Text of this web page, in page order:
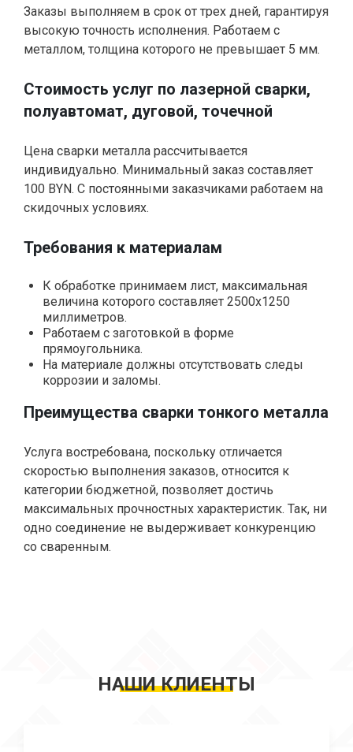
Заказы выполняем в срок от трех дней, гарантируя
высокую точность исполнения. Работаем с
металлом, толщина которого не превышает 5 мм.
Стоимость услуг по лазерной сварки,
полуавтомат, дуговой, точечной
Цена сварки металла рассчитывается
индивидуально. Минимальный заказ составляет
100 BYN. С постоянными заказчиками работаем на
скидочных условиях.
Требования к материалам
К обработке принимаем лист, максимальная
величина которого составляет 2500х1250
миллиметров.
Работаем с заготовкой в форме
прямоугольника.
На материале должны отсутствовать следы
коррозии и заломы.
Преимущества сварки тонкого металла
Услуга востребована, поскольку отличается
скоростью выполнения заказов, относится к
категории бюджетной, позволяет достичь
максимальных прочностных характеристик. Так, ни
одно соединение не выдерживает конкуренцию
со сваренным.
НАШИ КЛИЕНТЫ